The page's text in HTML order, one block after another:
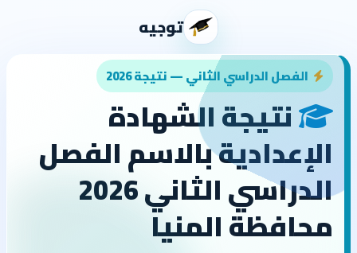
توجيه
الفصل الدراسي الثاني — نتيجة 2026
نتيجة الشهادة
الإعدادية بالاسم الفصل
الدراسي الثاني 2026
محافظة المنيا